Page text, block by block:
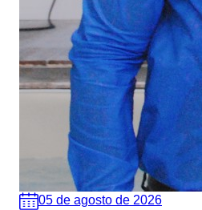
05 de agosto de 2026